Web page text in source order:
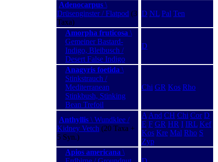
Adenocarpus \
Drüsenginster / Flatpod (3
Taxa)
D NL Pal Ten
Amorpha fruticosa \
Gemeiner Bastard-
Indigo, Bleibusch /
Desert False Indigo
D
Anagyris foetida \
Stinkstrauch /
Mediterranean
Stinkbush, Stinking
Bean Trefoil
Chi GR Kos Rho
Anthyllis \ Wundklee /
Kidney Vetch (20 Taxa +
5 Syn.)
A And CH Chi Cor D
E F GR HR I IRL Kef
Kos Kre Mal Rho S
Zyp
Apios americana \